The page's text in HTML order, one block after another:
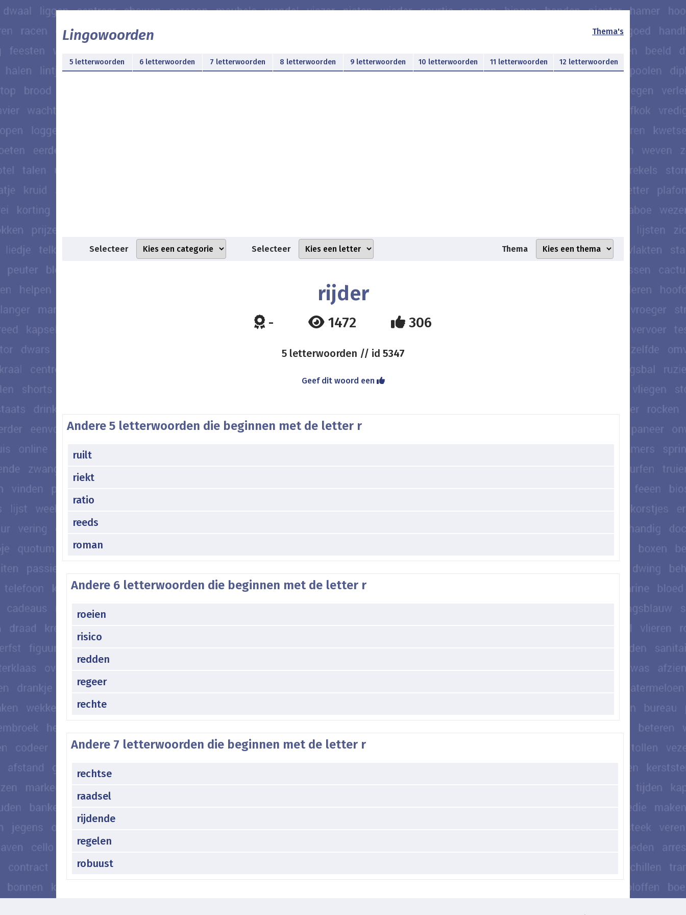
Lingowoorden Thema's
5 letterwoorden 6 letterwoorden 7 letterwoorden 8 letterwoorden 9 letterwoorden 10 letterwoorden 11 letterwoorden 12 letterwoorden
Selecteer Selecteer Thema
rijder
- 1472 306
5 letterwoorden // id 5347
Geef dit woord een
Andere 5 letterwoorden die beginnen met de letter r
ruilt
riekt
ratio
reeds
roman
Andere 6 letterwoorden die beginnen met de letter r
roeien
risico
redden
regeer
rechte
Andere 7 letterwoorden die beginnen met de letter r
rechtse
raadsel
rijdende
regelen
robuust